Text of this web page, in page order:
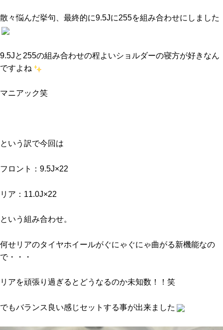
散々悩んだ挙句、最終的に9.5Jに255を組み合わせにしました
9.5Jと255の組み合わせの程よいショルダーの寝方が好きなん
ですよね
マニアック笑
という訳で今回は
フロント：9.5J×22
リア：11.0J×22
という組み合わせ。
何せリアのタイヤホイールがぐにゃぐにゃ曲がる新機能なの
で・・・
リアを頑張り過ぎるとどうなるのか未知数！！笑
でもバランス良い感じセットする事が出来ました